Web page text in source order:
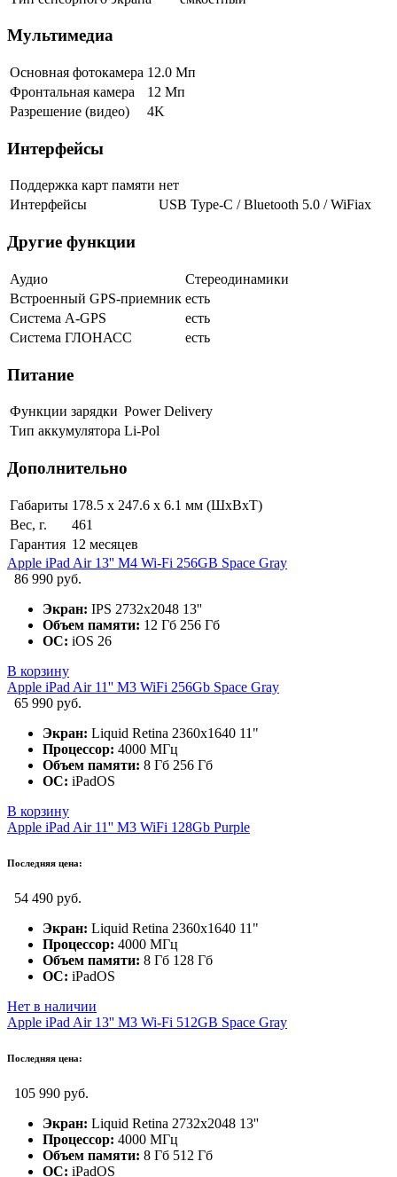
Мультимедиа
Основная фотокамера 12.0 Мп
Фронтальная камера
12 Мп
Разрешение (видео)
4K
Интерфейсы
Поддержка карт памяти нет
Интерфейсы
USB Type-C / Bluetooth 5.0 / WiFiax
Другие функции
Аудио
Стереодинамики
Встроенный GPS-приемник есть
Cистема A-GPS
есть
Система ГЛОНАСС
есть
Питание
Функции зарядки Power Delivery
Тип аккумулятора Li-Pol
Дополнительно
Габариты 178.5 х 247.6 х 6.1 мм (ШхВхТ)
Вес, г.
461
Гарантия 12 месяцев
Apple iPad Air 13'' M4 Wi-Fi 256GB Space Gray
86 990 руб.
Экран: IPS 2732x2048 13''
Объем памяти: 12 Гб 256 Гб
ОС: iOS 26
В корзину
Apple iPad Air 11'' M3 WiFi 256Gb Space Gray
65 990 руб.
Экран: Liquid Retina 2360x1640 11"
Процессор: 4000 МГц
Объем памяти: 8 Гб 256 Гб
ОС: iPadOS
В корзину
Apple iPad Air 11'' M3 WiFi 128Gb Purple
Последняя цена:
54 490 руб.
Экран: Liquid Retina 2360x1640 11"
Процессор: 4000 МГц
Объем памяти: 8 Гб 128 Гб
ОС: iPadOS
Нет в наличии
Apple iPad Air 13'' M3 Wi-Fi 512GB Space Gray
Последняя цена:
105 990 руб.
Экран: Liquid Retina 2732x2048 13''
Процессор: 4000 МГц
Объем памяти: 8 Гб 512 Гб
ОС: iPadOS